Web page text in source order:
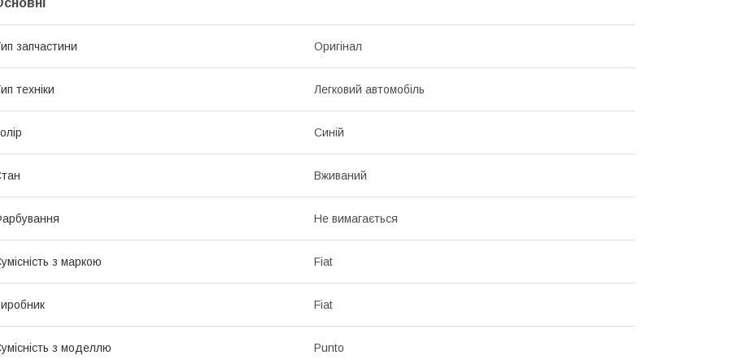
запчастини Оригінал
техніки Легковий автомобіль
Синій
Вживаний
Не вимагається
з маркою Fiat
Fiat
з моделлю Punto